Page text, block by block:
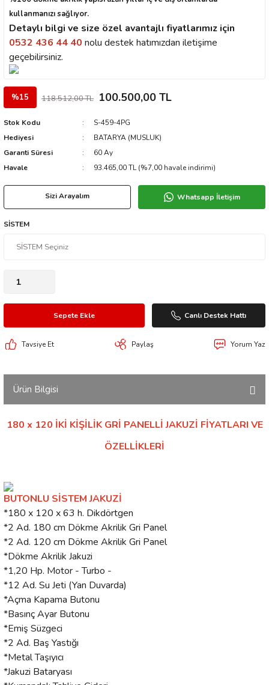
kullanmanızı sağlıyor.
Detaylı bilgi ve size özel avantajlı fiyatlarımız için
0532 436 44 40 nolu destek hatımızdan iletişime
geçebilirsiniz.
%15 118.512,00 TL 100.500,00 TL
Stok Kodu
S-459-4PG
Hediyesi
BATARYA (MUSLUK)
Garanti Süresi
60 Ay
Havale
93.465,00 TL (%7,00 havale indirimi)
Sizi Arayalım Whatsapp İletişim
SİSTEM
Sepete Ekle Canlı Destek Hattı
Tavsiye Et Paylaş Yorum Yaz
Ürün Bilgisi
180 x 120 İKİ KİŞİLİK GRİ PANELLİ JAKUZİ FİYATLARI VE
ÖZELLİKLERİ
BUTONLU SİSTEM JAKUZİ
*180 x 120 x 63 h. Dikdörtgen
*2 Ad. 180 cm Dökme Akrilik Gri Panel
*2 Ad. 120 cm Dökme Akrilik Gri Panel
*Dökme Akrilik Jakuzi
*1,20 Hp. Motor - Turbo -
*12 Ad. Su Jeti (Yan Duvarda)
*Açma Kapama Butonu
*Basınç Ayar Butonu
*Emiş Süzgeci
*2 Ad. Baş Yastığı
*Metal Taşıyıcı
*Jakuzi Bataryası